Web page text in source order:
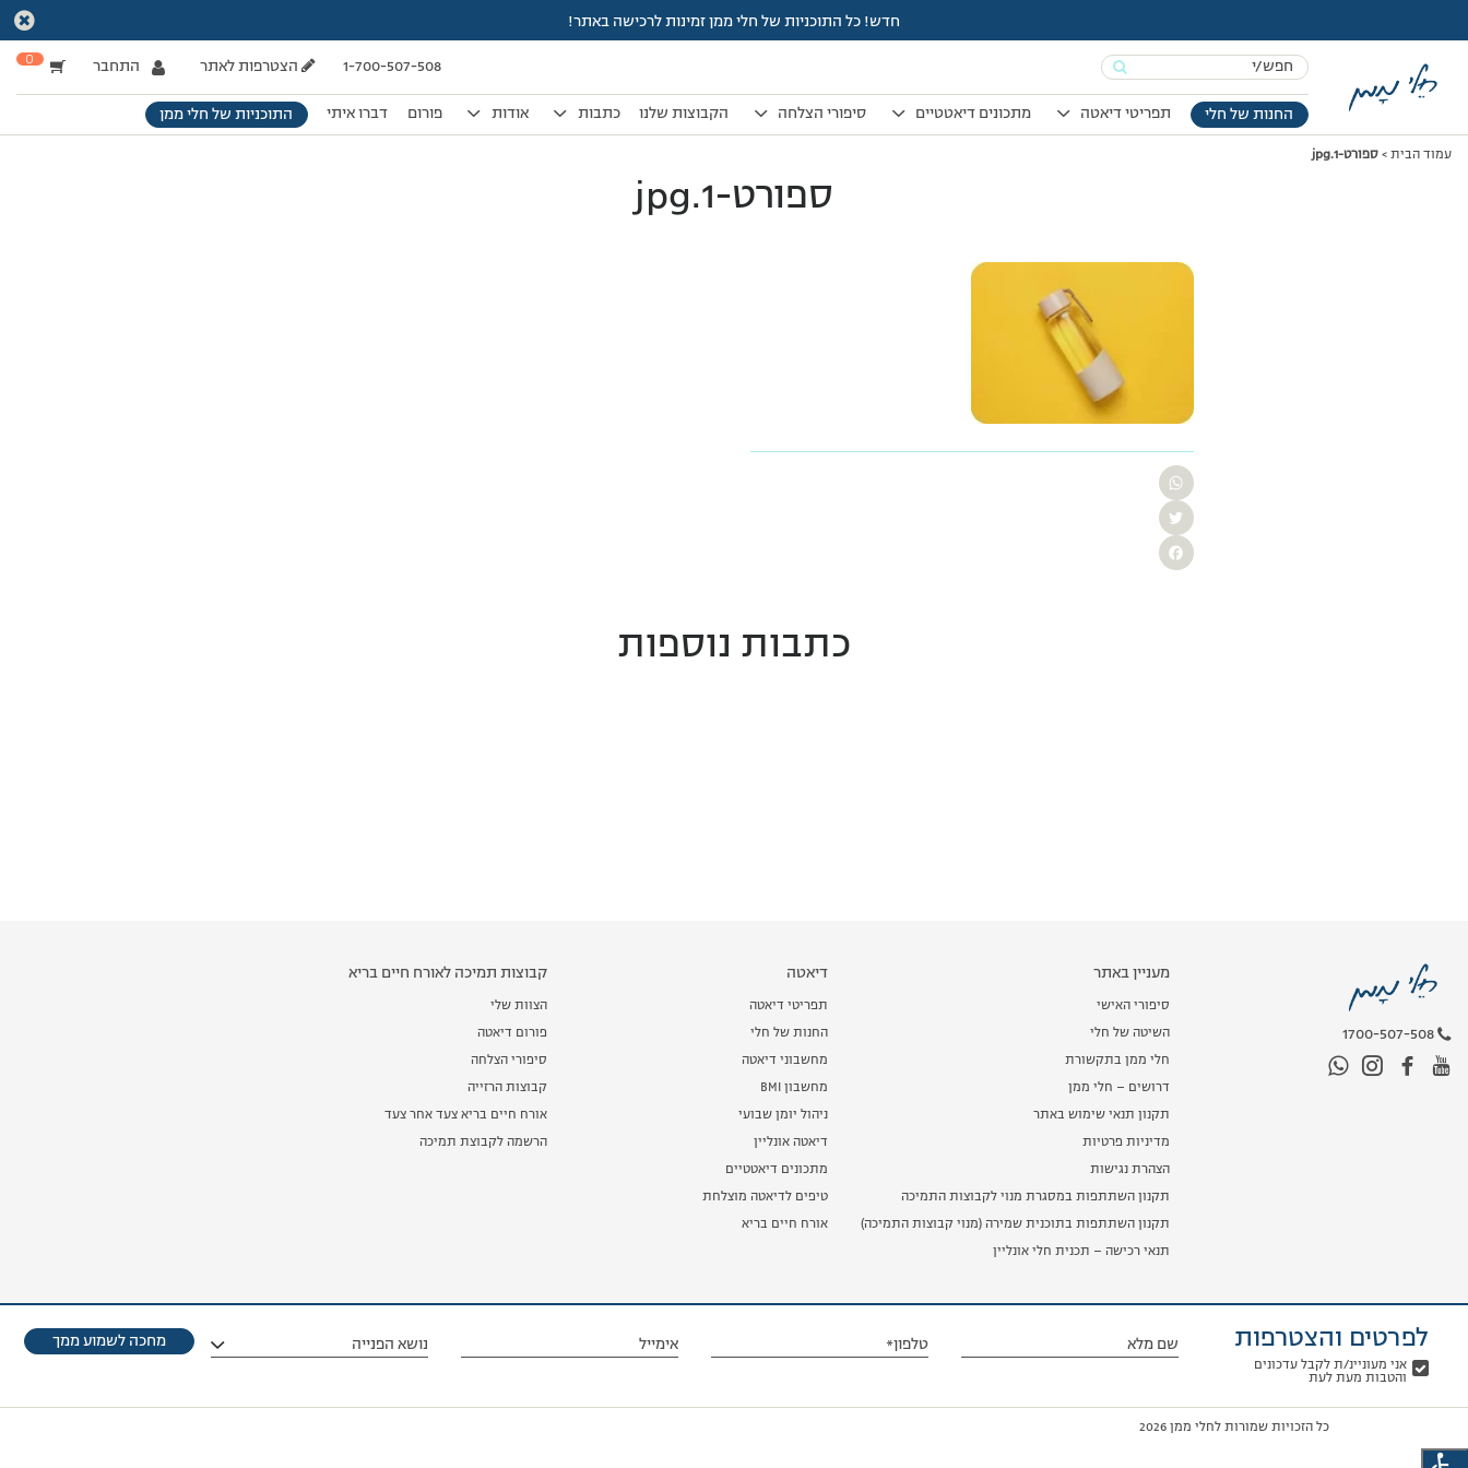
חדש! כל התוכניות של חלי ממן זמינות לרכישה באתר!
Search
for:
1-700-507-508 הצטרפות לאתר התחבר 0
החנות של חלי תפריטי דיאטה מתכונים דיאטטיים סיפורי הצלחה הקבוצות שלנו כתבות אודות פורום דברו איתי התוכניות של חלי ממן
עמוד הבית > ספורט-1.jpg
ספורט-1.jpg
WhatsApp
Twitter
כתבות נוספות
1700-507-508
מעניין באתר
סיפורי האישי
השיטה של חלי
חלי ממן בתקשורת
דרושים – חלי ממן
תקנון תנאי שימוש באתר
מדיניות פרטיות
הצהרת נגישות
תקנון השתתפות במסגרת מנוי לקבוצות התמיכה
תקנון השתתפות בתוכנית שמירה (מנוי קבוצות התמיכה)
תנאי רכישה – תכנית חלי אונליין
דיאטה
תפריטי דיאטה
החנות של חלי
מחשבוני דיאטה
מחשבון BMI
ניהול יומן שבועי
דיאטה אונליין
מתכונים דיאטטיים
טיפים לדיאטה מוצלחת
אורח חיים בריא
קבוצות תמיכה לאורח חיים בריא
הצוות שלי
פורום דיאטה
סיפורי הצלחה
קבוצות הרזייה
אורח חיים בריא צעד אחר צעד
הרשמה לקבוצת תמיכה
לפרטים והצטרפות
אני מעוניינ/ת לקבל עדכונים
והטבות מעת לעת
שם מלא טלפון* אימייל מחכה לשמוע ממך
כל הזכויות שמורות לחלי ממן 2026